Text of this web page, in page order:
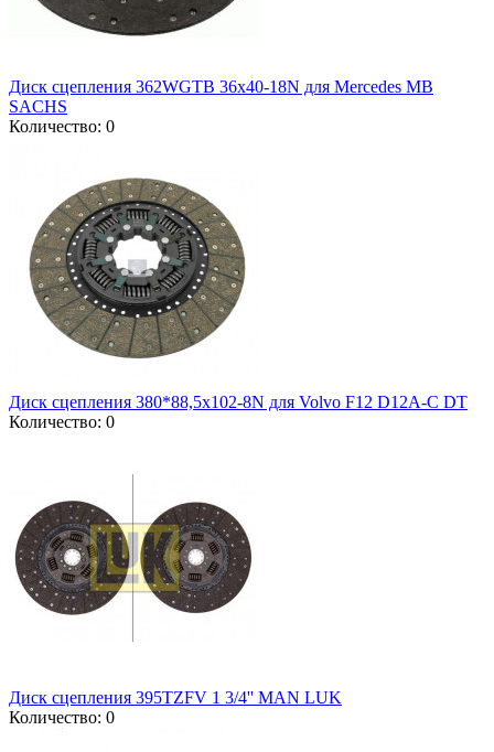
Диск сцепления 362WGTB 36x40-18N для Mercedes MB
SACHS
Количество: 0
Диск сцепления 380*88,5x102-8N для Volvo F12 D12A-C DT
Количество: 0
Диск сцепления 395TZFV 1 3/4'' MAN LUK
Количество: 0